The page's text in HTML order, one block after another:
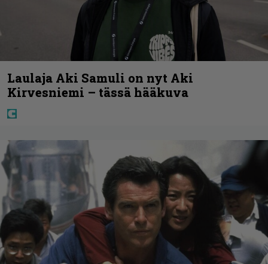
Laulaja Aki Samuli on nyt Aki
Kirvesniemi – tässä hääkuva